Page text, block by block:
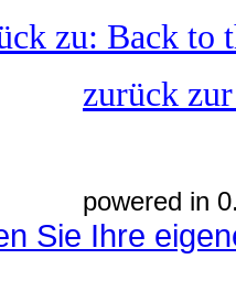
zu: Back to
zurück
powered in
Sie Ihre